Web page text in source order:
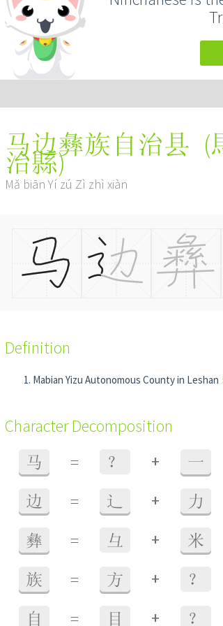
马边彝族自治县 (
治縣)
Mǎ biān Yí zú Zì zhì xiàn
Definition
Mabian Yizu Autonomous County in Leshan
Character Decomposition
马 = ？ + 一
边 = 辶 + 力
彝 = 彑 + 米
族 = 方 + ？
自 = 目 + ？